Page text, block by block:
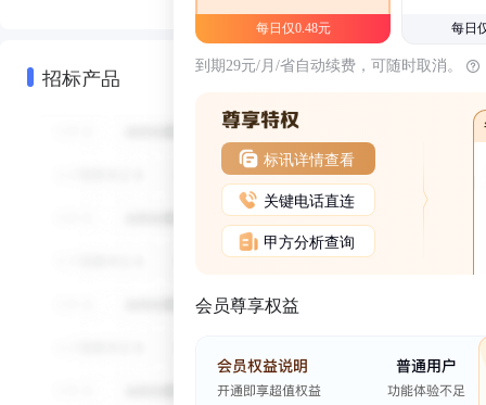
招标产品
每日仅0.48元 每日
到期29元/月/省自动续费，可随时取消。
标讯详情查看
关键电话直连
甲方分析查询
会员尊享权益